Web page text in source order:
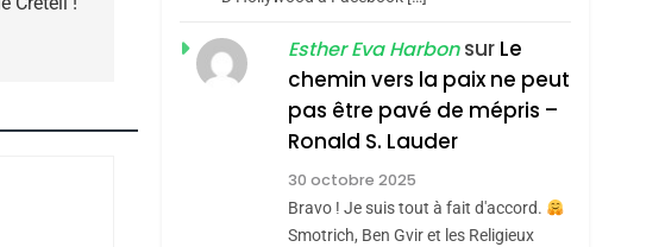
RÉSILIENTE :
POURQUOI JE
REVENDIQUE MA
JUDAÏTE Par Thérèse
Zrihen-Dvir
ISRAÉL JUDAISME
CE QUI NOUS
MANQUE – Jacques
Hadida
JUDAISME
Esther Eva Harbonsur Le
chemin vers la paix ne peut
pas être pavé de mépris –
Ronald S. Lauder
30 octobre 2025
Bravo ! Je suis tout à fait d'accord.
Smotrich, Ben Gvir et les Religieux